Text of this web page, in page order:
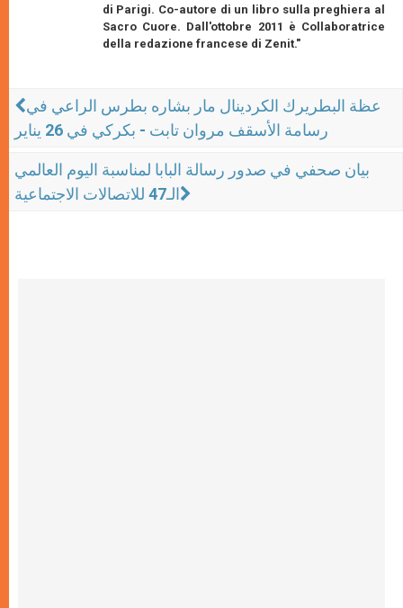
di Parigi. Co-autore di un libro sulla preghiera al
Sacro Cuore. Dall'ottobre 2011 è Collaboratrice
della redazione francese di Zenit."
عظة البطريرك الكردينال مار بشاره بطرس الراعي في
رسامة الأسقف مروان تابت - بكركي في 26 يناير
بيان صحفي في صدور رسالة البابا لمناسبة اليوم العالمي
الـ47 للاتصالات الاجتماعية